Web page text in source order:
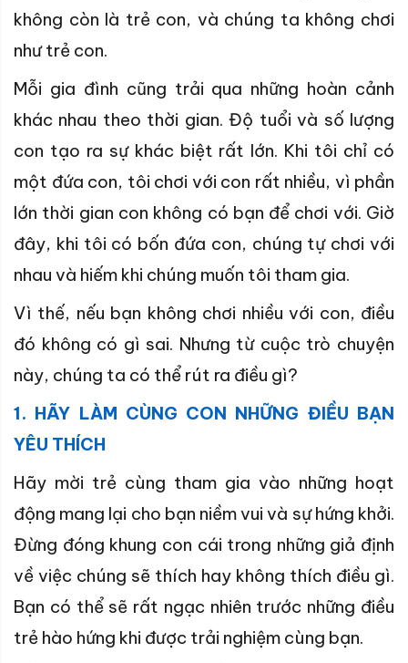
không còn là trẻ con, và chúng ta không chơi
như trẻ con.
Mỗi gia đình cũng trải qua những hoàn cảnh
khác nhau theo thời gian. Độ tuổi và số lượng
con tạo ra sự khác biệt rất lớn. Khi tôi chỉ có
một đứa con, tôi chơi với con rất nhiều, vì phần
lớn thời gian con không có bạn để chơi với. Giờ
đây, khi tôi có bốn đứa con, chúng tự chơi với
nhau và hiếm khi chúng muốn tôi tham gia.
Vì thế, nếu bạn không chơi nhiều với con, điều
đó không có gì sai. Nhưng từ cuộc trò chuyện
này, chúng ta có thể rút ra điều gì?
1. HÃY LÀM CÙNG CON NHỮNG ĐIỀU BẠN
YÊU THÍCH
Hãy mời trẻ cùng tham gia vào những hoạt
động mang lại cho bạn niềm vui và sự hứng khởi.
Đừng đóng khung con cái trong những giả định
về việc chúng sẽ thích hay không thích điều gì.
Bạn có thể sẽ rất ngạc nhiên trước những điều
trẻ hào hứng khi được trải nghiệm cùng bạn.